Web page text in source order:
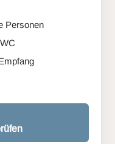
Personen